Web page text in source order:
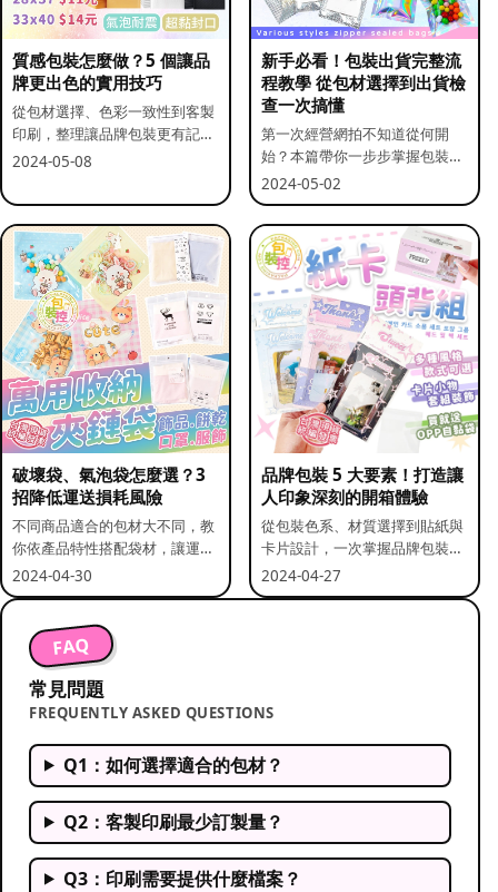
質感包裝怎麼做？5 個讓品
牌更出色的實用技巧
從包材選擇、色彩一致性到客製
印刷，整理讓品牌包裝更有記憶
點的實用做法。
2024-05-08
新手必看！包裝出貨完整流
程教學 從包材選擇到出貨檢
查一次搞懂
第一次經營網拍不知道從何開
始？本篇帶你一步步掌握包裝流
程與出貨前檢查重點。
2024-05-02
破壞袋、氣泡袋怎麼選？3
招降低運送損耗風險
不同商品適合的包材大不同，教
你依產品特性搭配袋材，讓運送
更安全。
2024-04-30
品牌包裝 5 大要素！打造讓
人印象深刻的開箱體驗
從包裝色系、材質選擇到貼紙與
卡片設計，一次掌握品牌包裝的
關鍵要素。
2024-04-27
FAQ
常見問題
FREQUENTLY ASKED QUESTIONS
Q1：如何選擇適合的包材？
Q2：客製印刷最少訂製量？
Q3：印刷需要提供什麼檔案？